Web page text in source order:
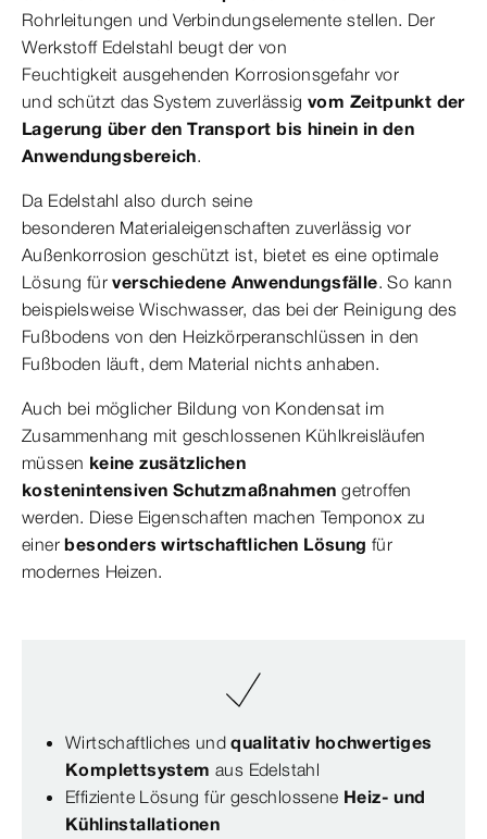
Rohrleitungen und Verbindungselemente stellen. Der
Werkstoff Edelstahl beugt der von
Feuchtigkeit ausgehenden Korrosionsgefahr vor
und schützt das System zuverlässig vom Zeitpunkt der
Lagerung über den Transport bis hinein in den
Anwendungsbereich.
Da Edelstahl also durch seine
besonderen Materialeigenschaften zuverlässig vor
Außenkorrosion geschützt ist, bietet es eine optimale
Lösung fürverschiedene Anwendungsfälle. So kann
beispielsweise Wischwasser, das bei der Reinigung des
Fußbodens von den Heizkörperanschlüssen in den
Fußboden läuft, dem Material nichts anhaben.
Auch bei möglicher Bildung von Kondensat im
Zusammenhang mit geschlossenen Kühlkreisläufen
müssen keine zusätzlichen
kostenintensiven Schutzmaßnahmen getroffen
werden. Diese Eigenschaften machen Temponox zu
einerbesonders wirtschaftlichen Lösung für
modernes Heizen.
Wirtschaftliches undqualitativ hochwertiges
Komplettsystem aus Edelstahl
Effiziente Lösung für geschlossene Heiz- und
Kühlinstallationen